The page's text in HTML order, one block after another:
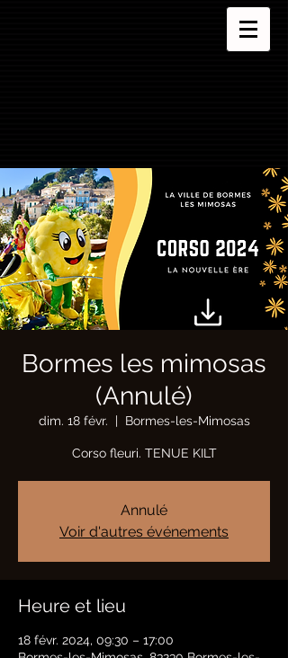
Bormes les mimosas
(Annulé)
dim. 18 févr.
  |
Bormes-les-Mimosas
Corso fleuri. TENUE KILT
Annulé
Voir d'autres événements
Heure et lieu
18 févr. 2024, 09:30 – 17:00